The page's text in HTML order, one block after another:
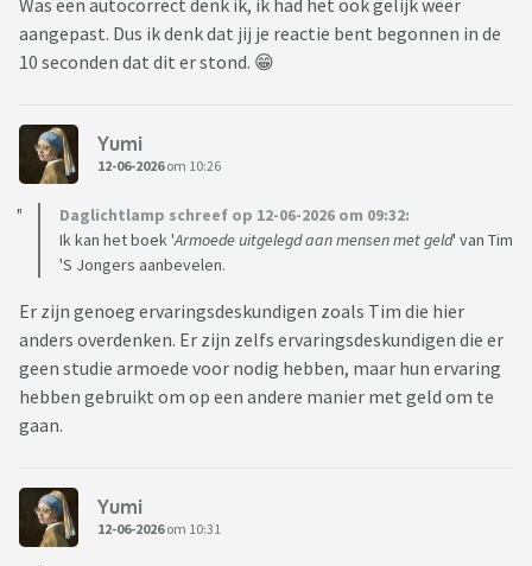
Was een autocorrect denk ik, ik had het ook gelijk weer
aangepast. Dus ik denk dat jij je reactie bent begonnen in de
10 seconden dat dit er stond. 😁
Yumi
12-06-2026om 10:26
Daglichtlamp schreef op 12-06-2026 om 09:32:
Ik kan het boek 'Armoede uitgelegd aan mensen met geld' van Tim
'S Jongers aanbevelen.
Er zijn genoeg ervaringsdeskundigen zoals Tim die hier
anders overdenken. Er zijn zelfs ervaringsdeskundigen die er
geen studie armoede voor nodig hebben, maar hun ervaring
hebben gebruikt om op een andere manier met geld om te
gaan.
Yumi
12-06-2026om 10:31